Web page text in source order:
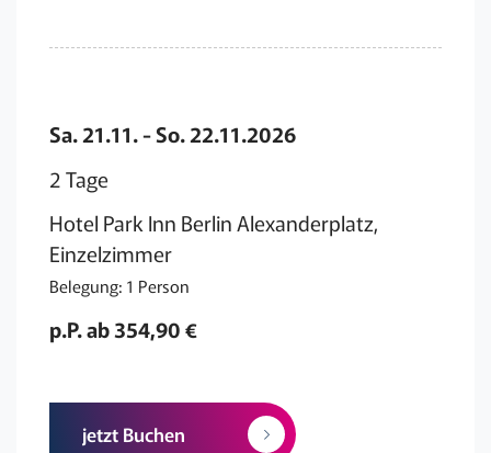
Sa. 21.11. - So. 22.11.2026
2 Tage
Hotel Park Inn Berlin Alexanderplatz,
Einzelzimmer
Belegung: 1 Person
p.P. ab 354,90 €
jetzt Buchen